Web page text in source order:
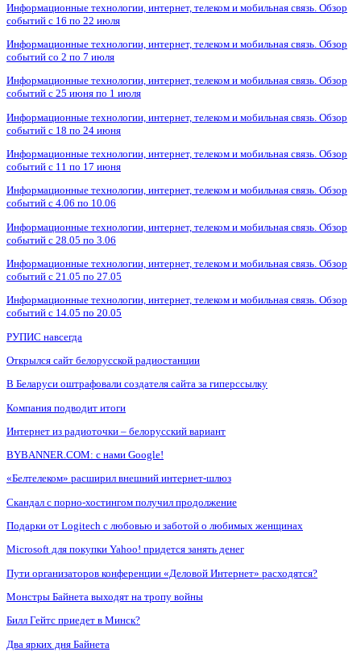
Информационные технологии, интернет, телеком и мобильная связь. Обзор
событий с 16 по 22 июля
Информационные технологии, интернет, телеком и мобильная связь. Обзор
событий со 2 по 7 июля
Информационные технологии, интернет, телеком и мобильная связь. Обзор
событий с 25 июня по 1 июля
Информационные технологии, интернет, телеком и мобильная связь. Обзор
событий с 18 по 24 июня
Информационные технологии, интернет, телеком и мобильная связь. Обзор
событий с 11 по 17 июня
Информационные технологии, интернет, телеком и мобильная связь. Обзор
событий с 4.06 по 10.06
Информационные технологии, интернет, телеком и мобильная связь. Обзор
событий с 28.05 по 3.06
Информационные технологии, интернет, телеком и мобильная связь. Обзор
событий с 21.05 по 27.05
Информационные технологии, интернет, телеком и мобильная связь. Обзор
событий с 14.05 по 20.05
РУПИС навсегда
Открылся сайт белорусской радиостанции
В Беларуси оштрафовали создателя сайта за гиперссылку
Компания подводит итоги
Интернет из радиоточки – белорусский вариант
BYBANNER.COM: c нами Google!
«Белтелеком» расширил внешний интернет-шлюз
Скандал с порно-хостингом получил продолжение
Подарки от Logitech с любовью и заботой о любимых женщинах
Microsoft для покупки Yahoo! придется занять денег
Пути организаторов конференции «Деловой Интернет» расходятся?
Монстры Байнета выходят на тропу войны
Билл Гейтс приедет в Минск?
Два ярких дня Байнета